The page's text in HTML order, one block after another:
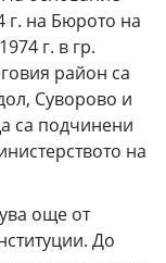
г. на Бюрото на
г. в гр.
район са
Суворово и
са подчинени
на
още от
До